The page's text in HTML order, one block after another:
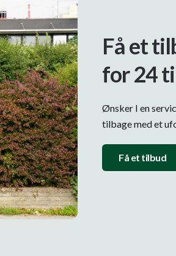
Få et
for 24
Ønsker I en
tilbage med et
Få et tilbud